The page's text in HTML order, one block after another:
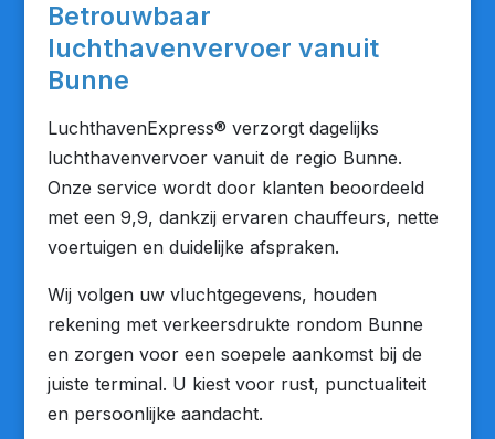
Betrouwbaar
luchthavenvervoer vanuit
Bunne
LuchthavenExpress® verzorgt dagelijks
luchthavenvervoer vanuit de regio Bunne.
Onze service wordt door klanten beoordeeld
met een 9,9, dankzij ervaren chauffeurs, nette
voertuigen en duidelijke afspraken.
Wij volgen uw vluchtgegevens, houden
rekening met verkeersdrukte rondom Bunne
en zorgen voor een soepele aankomst bij de
juiste terminal. U kiest voor rust, punctualiteit
en persoonlijke aandacht.